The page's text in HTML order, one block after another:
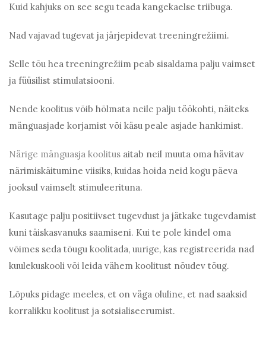
Kuid kahjuks on see segu teada kangekaelse triibuga.
Nad vajavad tugevat ja järjepidevat treeningrežiimi.
Selle tõu hea treeningrežiim peab sisaldama palju vaimset
ja füüsilist stimulatsiooni.
Nende koolitus võib hõlmata neile palju töökohti, näiteks
mänguasjade korjamist või käsu peale asjade hankimist.
Närige mänguasja koolitus aitab neil muuta oma hävitav
närimiskäitumine viisiks, kuidas hoida neid kogu päeva
jooksul vaimselt stimuleerituna.
Kasutage palju positiivset tugevdust ja jätkake tugevdamist
kuni täiskasvanuks saamiseni. Kui te pole kindel oma
võimes seda tõugu koolitada, uurige, kas registreerida nad
kuulekuskooli või leida vähem koolitust nõudev tõug.
Lõpuks pidage meeles, et on väga oluline, et nad saaksid
korralikku koolitust ja sotsialiseerumist.